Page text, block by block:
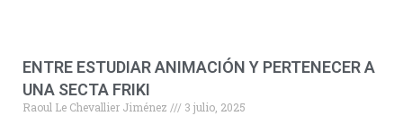
ENTRE ESTUDIAR ANIMACIÓN Y PERTENECER A
UNA SECTA FRIKI
Raoul Le Chevallier Jiménez 3 julio, 2025